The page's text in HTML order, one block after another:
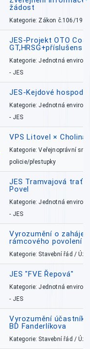
žádost
Kategorie: Zákon č.106/1999
JES-Projekt OTO
Kategorie: Jednotná
- JES
JES-Kejdové
Kategorie: Jednotná
- JES
VPS Litovel ×
Kategorie: Veřejnoprávní
policie/přestupky
JES Tramvajová trať
Povel
Kategorie: Jednotná
- JES
Vyrozumění o
rámcového povolení
Kategorie: Stavební řád /
JES "FVE Řepová"
Kategorie: Jednotná
- JES
Vyrozumění
BD Fanderlíkova
Kategorie: Stavební řád /